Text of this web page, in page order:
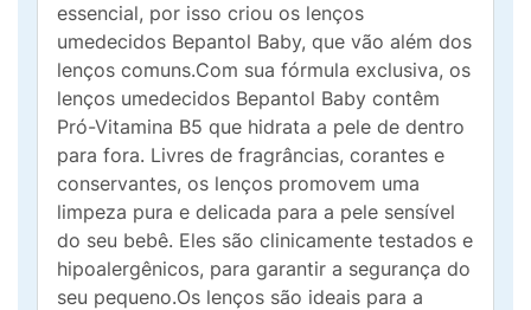
essencial, por isso criou os lenços
umedecidos Bepantol Baby, que vão além dos
lenços comuns.Com sua fórmula exclusiva, os
lenços umedecidos Bepantol Baby contêm
Pró-Vitamina B5 que hidrata a pele de dentro
para fora. Livres de fragrâncias, corantes e
conservantes, os lenços promovem uma
limpeza pura e delicada para a pele sensível
do seu bebê. Eles são clinicamente testados e
hipoalergênicos, para garantir a segurança do
seu pequeno.Os lenços são ideais para a